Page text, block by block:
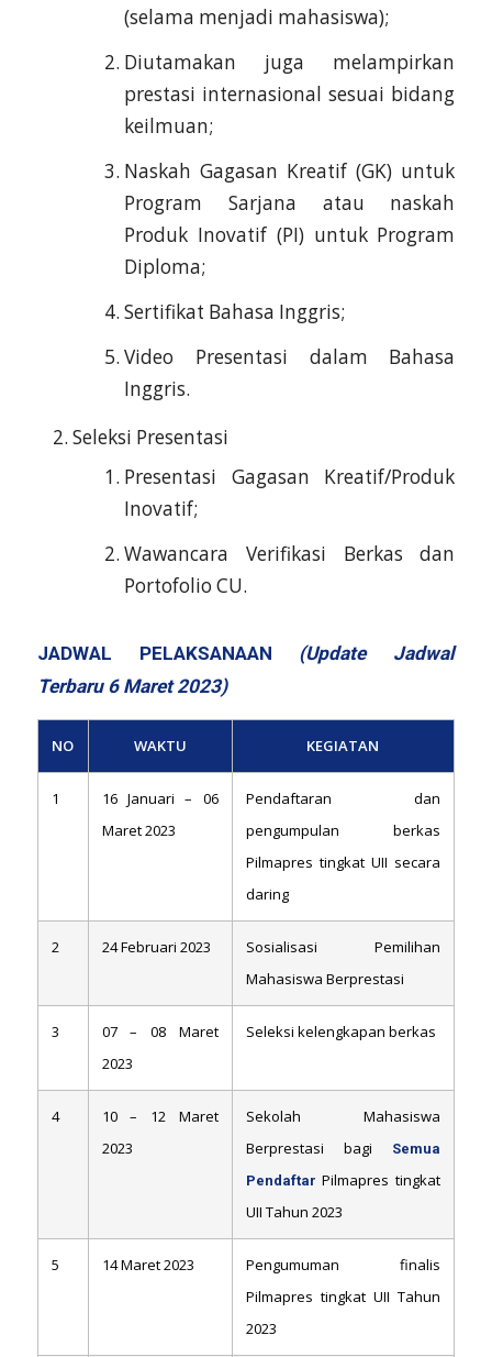
(selama menjadi mahasiswa);
Diutamakan juga melampirkan
prestasi internasional sesuai bidang
keilmuan;
Naskah Gagasan Kreatif (GK) untuk
Program Sarjana atau naskah
Produk Inovatif (PI) untuk Program
Diploma;
Sertifikat Bahasa Inggris;
Video Presentasi dalam Bahasa
Inggris.
Seleksi Presentasi
Presentasi Gagasan Kreatif/Produk
Inovatif;
Wawancara Verifikasi Berkas dan
Portofolio CU.
JADWAL PELAKSANAAN (Update Jadwal
Terbaru 6 Maret 2023)
NO WAKTU KEGIATAN
1
16 Januari – 06
Maret 2023
Pendaftaran dan
pengumpulan berkas
Pilmapres tingkat UII secara
daring
2 24 Februari 2023
Sosialisasi Pemilihan
Mahasiswa Berprestasi
3
07 – 08 Maret
2023
Seleksi kelengkapan berkas
4
10 – 12 Maret
2023
Sekolah Mahasiswa
Berprestasi bagi
Semua
Pendaftar Pilmapres tingkat
UII Tahun 2023
5 14 Maret 2023
Pengumuman finalis
Pilmapres tingkat UII Tahun
2023